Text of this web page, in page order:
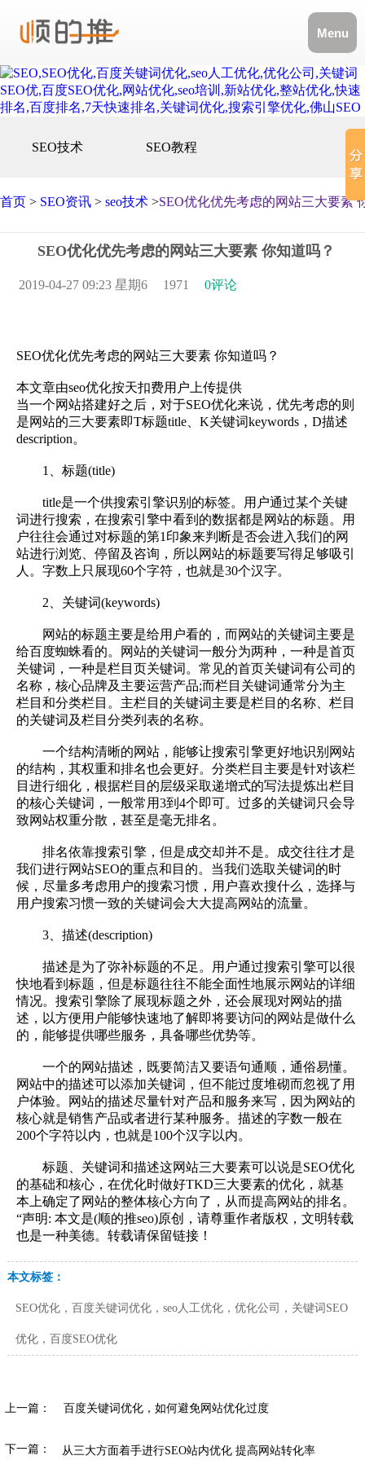
Menu
SEO技术 SEO教程
首页 > SEO资讯 > seo技术 >​SEO优化优先考虑的网站三大要素
​SEO优化优先考虑的网站三大要素 你知道吗？
2019-04-27 09:23 星期6 1971 0评论
SEO优化优先考虑的网站三大要素 你知道吗？
本文章由seo优化按天扣费用户上传提供
当一个网站搭建好之后，对于SEO优化来说，优先考虑的则
是网站的三大要素即T标题title、K关键词keywords，D描述
description。
1、标题(title)
title是一个供搜索引擎识别的标签。用户通过某个关键
词进行搜索，在搜索引擎中看到的数据都是网站的标题。用
户往往会通过对标题的第1印象来判断是否会进入我们的网
站进行浏览、停留及咨询，所以网站的标题要写得足够吸引
人。字数上只展现60个字符，也就是30个汉字。
2、关键词(keywords)
网站的标题主要是给用户看的，而网站的关键词主要是
给百度蜘蛛看的。网站的关键词一般分为两种，一种是首页
关键词，一种是栏目页关键词。常见的首页关键词有公司的
名称，核心品牌及主要运营产品;而栏目关键词通常分为主
栏目和分类栏目。主栏目的关键词主要是栏目的名称、栏目
的关键词及栏目分类列表的名称。
一个结构清晰的网站，能够让搜索引擎更好地识别网站
的结构，其权重和排名也会更好。分类栏目主要是针对该栏
目进行细化，根据栏目的层级采取递增式的写法提炼出栏目
的核心关键词，一般常用3到4个即可。过多的关键词只会导
致网站权重分散，甚至是毫无排名。
排名依靠搜索引擎，但是成交却并不是。成交往往才是
我们进行网站SEO的重点和目的。当我们选取关键词的时
候，尽量多考虑用户的搜索习惯，用户喜欢搜什么，选择与
用户搜索习惯一致的关键词会大大提高网站的流量。
3、描述(description)
描述是为了弥补标题的不足。用户通过搜索引擎可以很
快地看到标题，但是标题往往不能全面性地展示网站的详细
情况。搜索引擎除了展现标题之外，还会展现对网站的描
述，以方便用户能够快速地了解即将要访问的网站是做什么
的，能够提供哪些服务，具备哪些优势等。
一个的网站描述，既要简洁又要语句通顺，通俗易懂。
网站中的描述可以添加关键词，但不能过度堆砌而忽视了用
户体验。网站的描述尽量针对产品和服务来写，因为网站的
核心就是销售产品或者进行某种服务。描述的字数一般在
200个字符以内，也就是100个汉字以内。
标题、关键词和描述这网站三大要素可以说是SEO优化
的基础和核心，在优化时做好TKD三大要素的优化，就基
本上确定了网站的整体核心方向了，从而提高网站的排名。
“声明: 本文是(顺的推seo)原创，请尊重作者版权，文明转载
也是一种美德。转载请保留链接！
本文标签：
SEO优化，百度关键词优化，seo人工优化，优化公司，关键词SEO
优化，百度SEO优化
上一篇： 百度关键词优化，如何避免网站优化过度
下一篇： 从三大方面着手进行SEO站内优化 提高网站转化率